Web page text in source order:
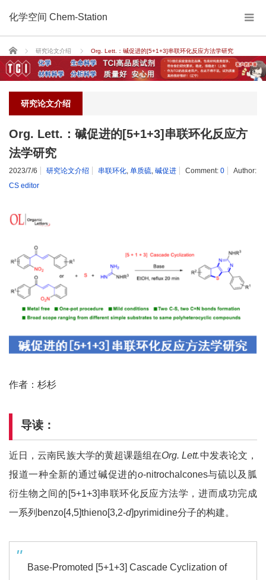
化学空间 Chem-Station
Home 研究论文介绍 Org. Lett.：碱促进的[5+1+3]串联环化反应方法学研究
研究论文介绍
Org. Lett.：碱促进的[5+1+3]串联环化反应方
法学研究
2023/7/6 研究论文介绍 串联环化 单质硫 碱促进 Comment: 0
Author:
CS editor
作者：杉杉
导读：
近日，云南民族大学的黄超课题组在Org. Lett.中发表论文，
报道一种全新的通过碱促进的o-nitrochalcones与硫以及胍
衍生物之间的[5+1+3]串联环化反应方法学，进而成功完成
一系列benzo[4,5]thieno[3,2-d]pyrimidine分子的构建。
Base-Promoted [5+1+3] Cascade Cyclization of